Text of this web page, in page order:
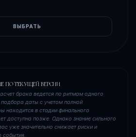
ВЫБРАТЬ
ПО ТЕКУЩЕЙ ВЕРСИИ
брака ведется по ритмам одного
даты с учетом полной
находится в стадии финального
доступна позже. Однако знание сильного
уже значительно снижает риски и
события.